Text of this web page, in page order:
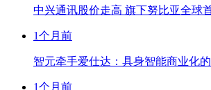
中兴通讯股价走高 旗下努比亚全球
1个月前
智元牵手爱仕达：具身智能商业化
1个月前